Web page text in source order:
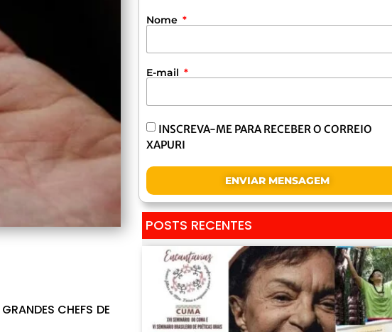
CHEFS DE
Nome
E-mail
INSCREVA-ME PARA RECEBER O CORREIO
XAPURI
ENVIAR MENSAGEM
POSTS RECENTES